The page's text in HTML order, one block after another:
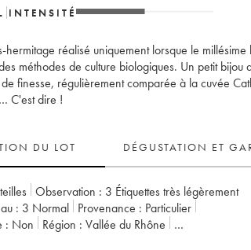
INTENSITÉ
hermitage réalisé uniquement lorsque le millésime
méthodes de culture biologiques. Un petit bijou
finesse, régulièrement comparée à la cuvée
C'est dire !
DU LOT DÉGUSTATION ET
Observation : 3 Étiquettes très légèrement
: 3 Normal Provenance : particulier
:
non Région :
Vallée du Rhône